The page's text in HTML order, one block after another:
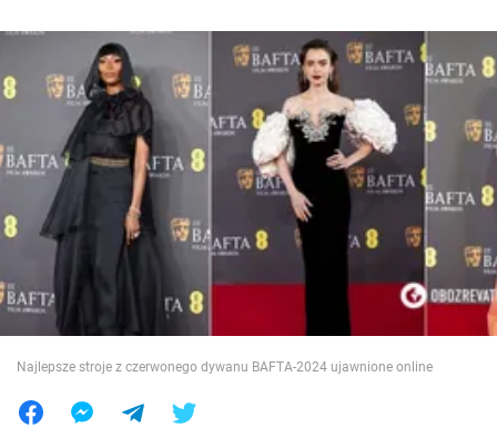
Społeczeństwo
Wojna na Ukrainie
Świat
Jedzenie
Najlepsze stroje z czerwonego dywanu BAFTA-2024 ujawnione online